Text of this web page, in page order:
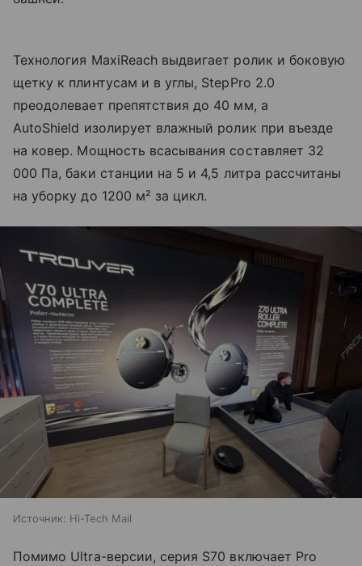
Технология MaxiReach выдвигает ролик и боковую
щетку к плинтусам и в углы, StepPro 2.0
преодолевает препятствия до 40 мм, а
AutoShield изолирует влажный ролик при въезде
на ковер. Мощность всасывания составляет 32
000 Па, баки станции на 5 и 4,5 литра рассчитаны
на уборку до 1200 м² за цикл.
Источник: Hi-Tech Mail
Помимо Ultra-версии, серия S70 включает Pro